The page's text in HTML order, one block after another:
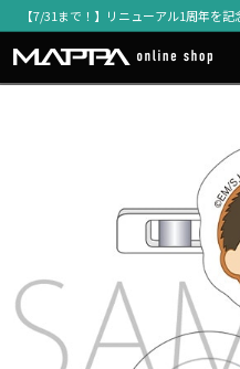
【7/31まで！】リニューアル1周年を